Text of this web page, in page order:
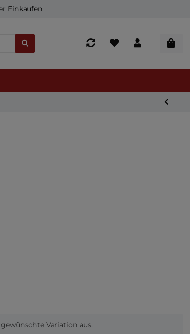
Einkaufen
Variation aus.